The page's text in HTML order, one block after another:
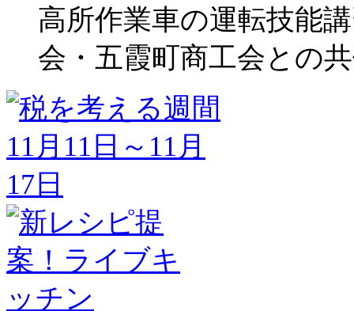
高所作業車の運転技能
会・五霞町商工会との